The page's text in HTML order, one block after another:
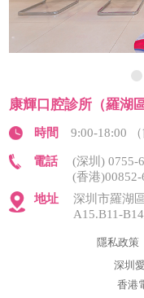
康輝口腔診所（羅湖區
時間 9:00-18:00
電話
(深圳) 0755-
(香港)00852-
地址
深圳市羅湖
A15.B11-
隱私政策
深圳
香港